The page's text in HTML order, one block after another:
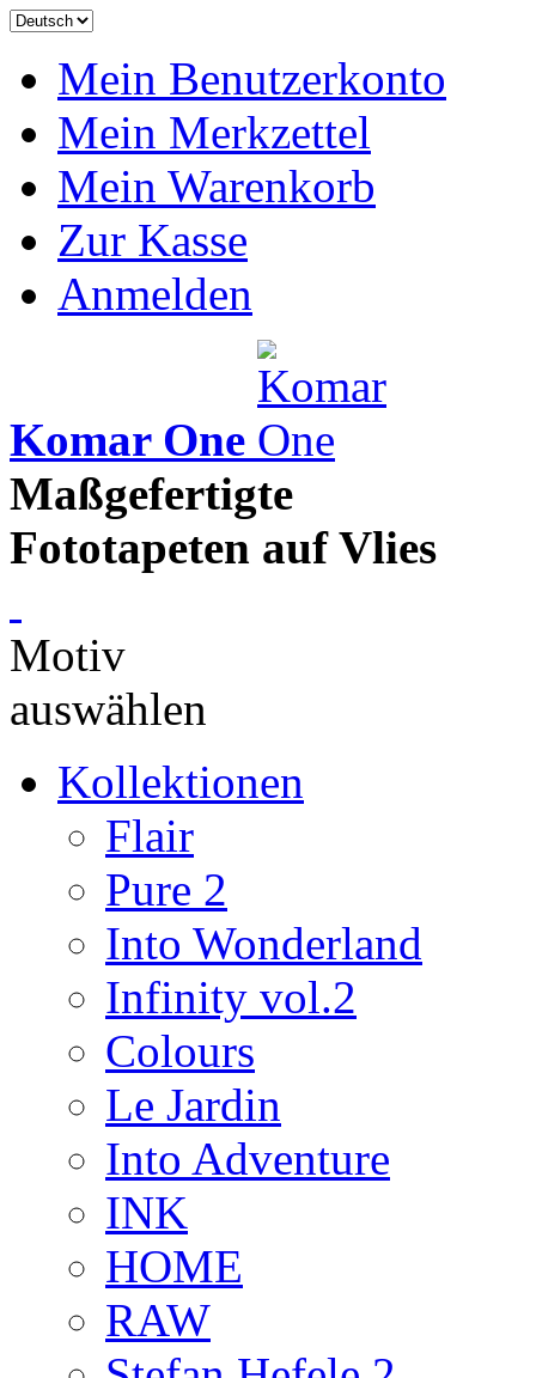
Mein Benutzerkonto
Mein Merkzettel
Mein Warenkorb
Zur Kasse
Anmelden
Komar One
Maßgefertigte
Fototapeten auf Vlies
Motiv
auswählen
Kollektionen
Flair
Pure 2
Into Wonderland
Infinity vol.2
Colours
Le Jardin
Into Adventure
INK
HOME
RAW